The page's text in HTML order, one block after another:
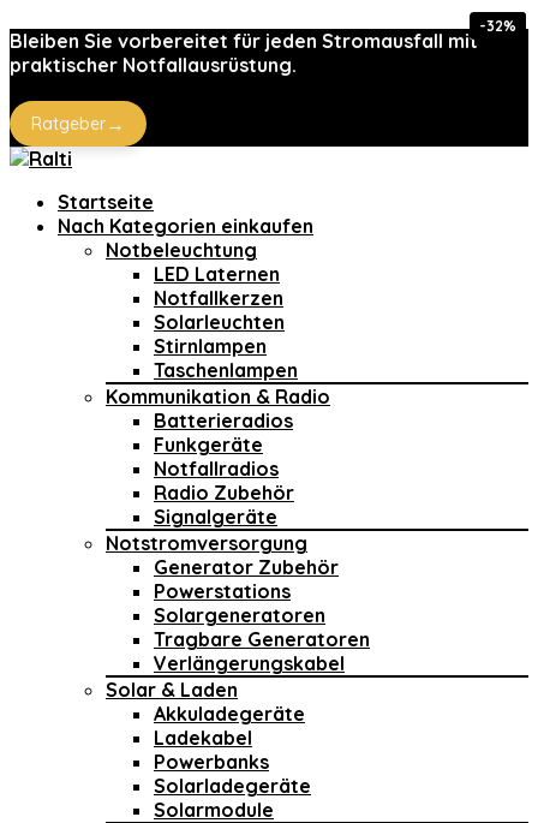
Bleiben Sie vorbereitet für jeden Stromausfall mit
praktischer Notfallausrüstung.
Ratgeber→
Startseite
Nach Kategorien einkaufen
Notbeleuchtung
LED Laternen
Notfallkerzen
Solarleuchten
Stirnlampen
Taschenlampen
Kommunikation & Radio
Batterieradios
Funkgeräte
Notfallradios
Radio Zubehör
Signalgeräte
Notstromversorgung
Generator Zubehör
Powerstations
Solargeneratoren
Tragbare Generatoren
Verlängerungskabel
Solar & Laden
Akkuladegeräte
Ladekabel
Powerbanks
Solarladegeräte
Solarmodule
-15%
-15%
-5%
-32%